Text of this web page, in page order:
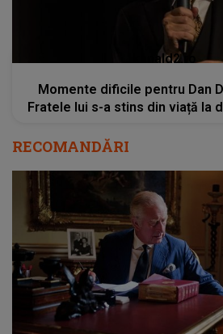
kanald2.ro
Momente dificile pentru Dan
Fratele lui s-a stins din viață la
RECOMANDĂRI